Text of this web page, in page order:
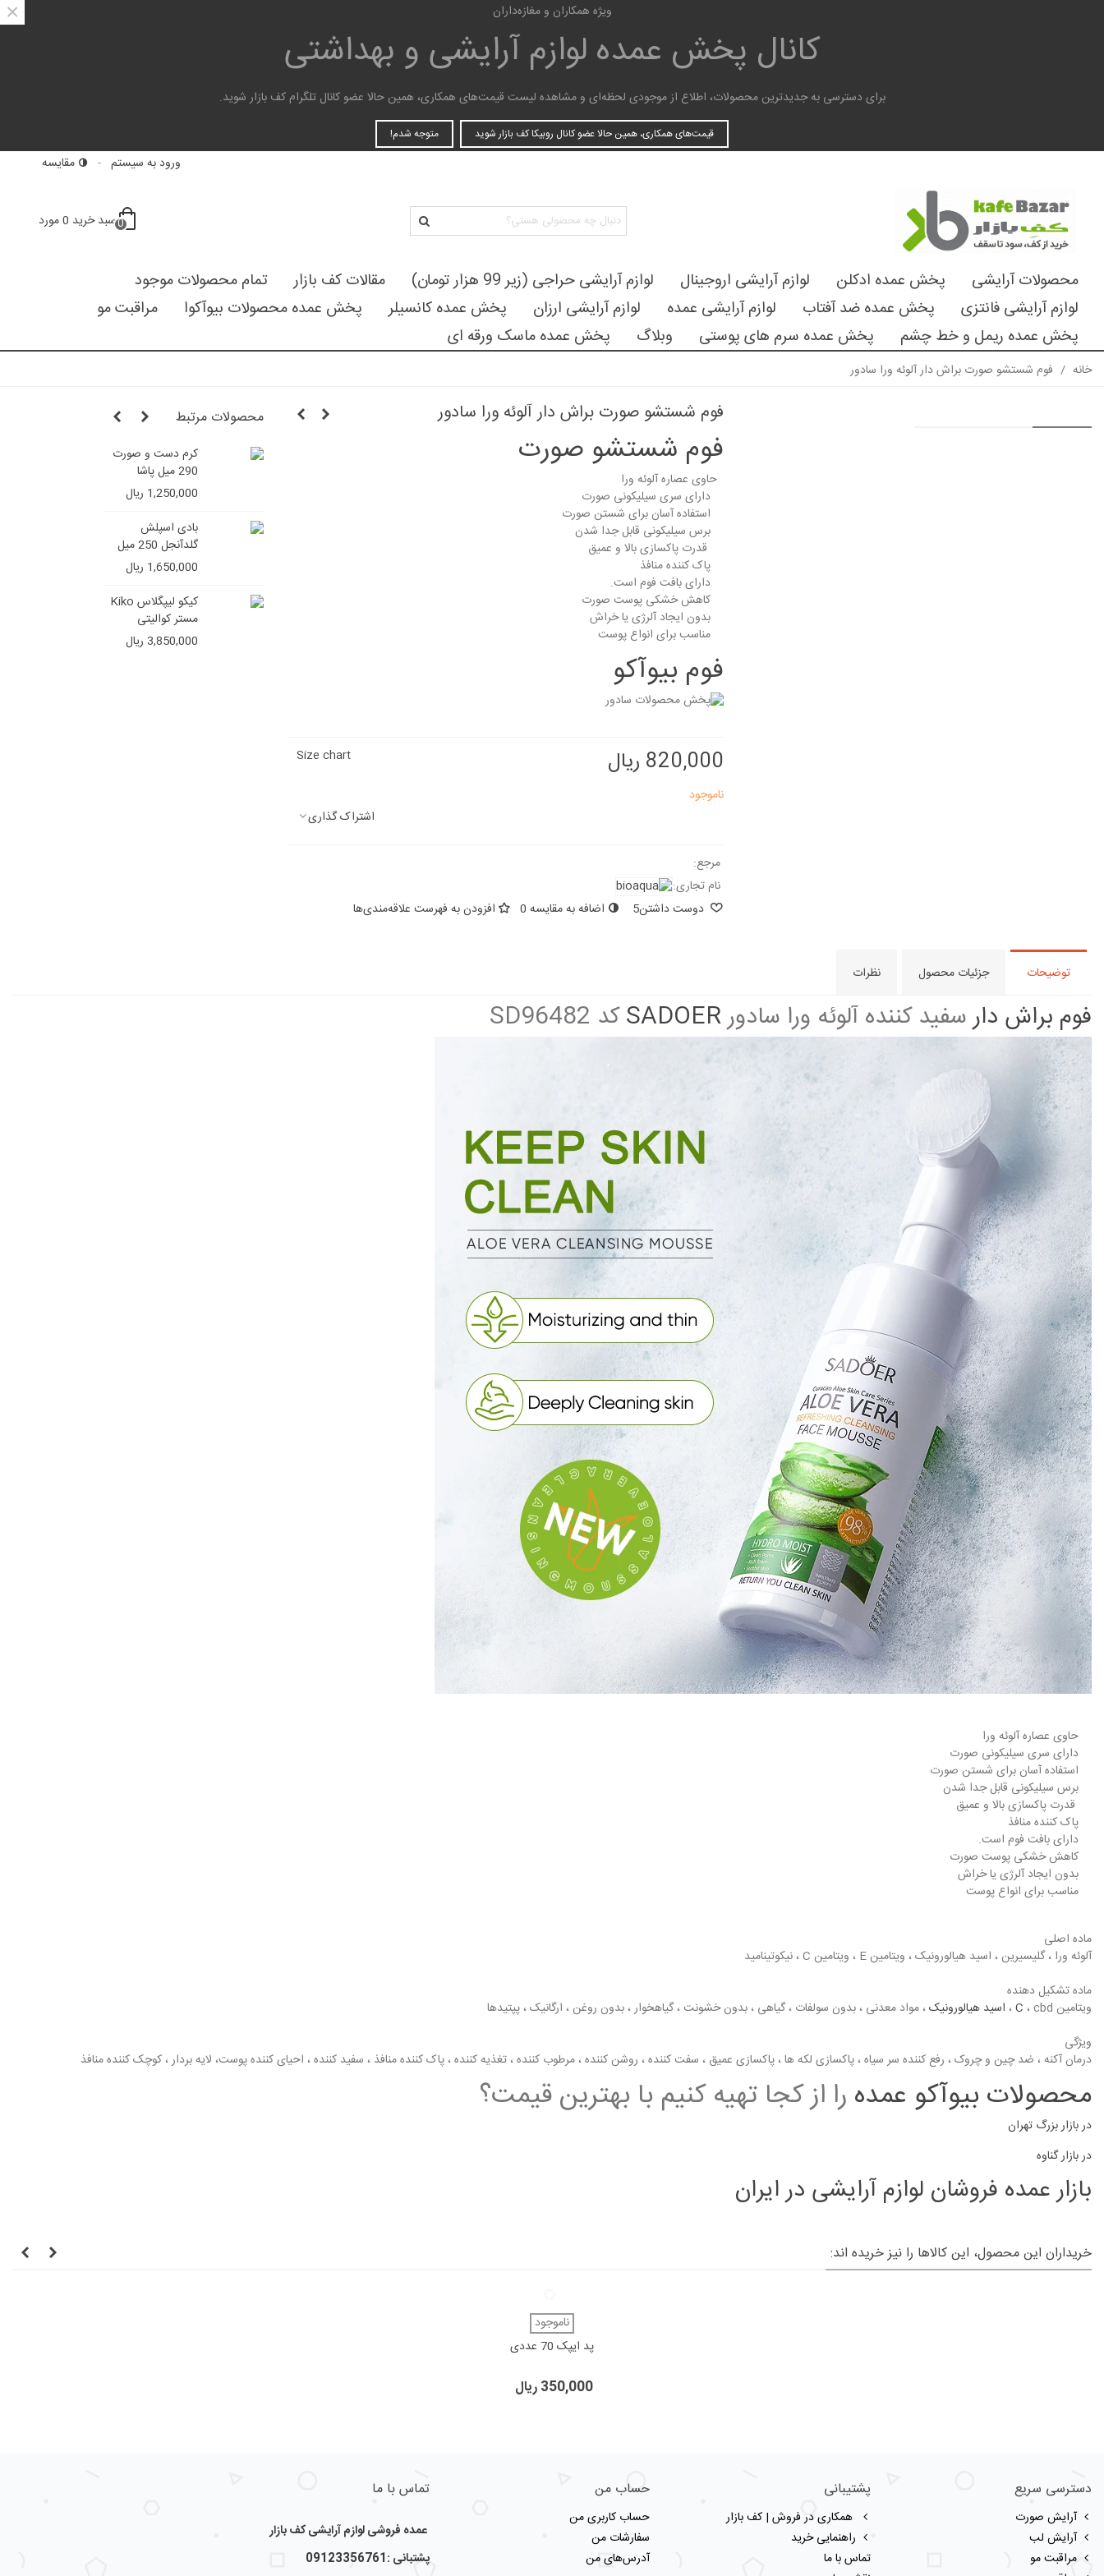
ویژه همکاران و مغازه‌داران
کانال پخش عمدهلوازم آرایشی و بهداشتی
برای دسترسی به جدیدترین محصولات، اطلاع از موجودی لحظه‌ای و مشاهده لیست قیمت‌های همکاری، همین حالا عضو کانال تلگرام کف بازار شوید.
قیمت‌های همکاری، همین حالا عضو کانال روبیکا کف بازار شوید متوجه شدم!
×
ورود به سیستم مقایسه
0سبد خرید 0مورد
محصولات آرایشی پخش عمده ادکلن لوازم آرایشی اروجینال لوازم آرایشی حراجی (زیر 99 هزار تومان) مقالات کف بازار
تمام محصولات موجود
لوازم آرایشی فانتزی
پخش عمده ضد آفتاب لوازم آرایشی عمده لوازم آرایشی ارزان پخش عمده کانسیلر پخش عمده محصولات بیوآکوا
مراقبت مو
پخش عمده ریمل و خط چشم
پخش عمده سرم های پوستی وبلاگ پخش عمده ماسک ورقه ای
خانه / فوم شستشو صورت براش دار آلوئه ورا سادور
فوم شستشو صورت براش دار آلوئه ورا سادور
فوم شستشو صورت
حاوی عصاره آلوئه ورا
دارای سری سیلیکونی صورت
استفاده آسان برای شستن صورت
برس سیلیکونی قابل جدا شدن
قدرت پاکسازی بالا و عمیق
پاک کننده منافذ
دارای بافت فوم است.
کاهش خشکی پوست صورت
بدون ایجاد آلرژی یا خراش
مناسب برای انواع پوست
فوم بیوآکو
820,000 ریال
Size chart
ناموجود
اشتراک گذاری
مرجع:
نام تجاری:
دوست داشتن5 اضافه به مقایسه 0 افزودن به فهرست علاقه‌مندی‌ها
محصولات مرتبط
کرم دست و صورت
290 میل پاشا
1,250,000 ریال
بادی اسپلش
گلدآنجل 250 میل
1,650,000 ریال
کیکو لیپگلاس Kiko
مستر کوالیتی
3,850,000 ریال
توضیحات جزئیات محصول نظرات
فوم براش دارسفید کننده آلوئه ورا سادورSADOER کد SD96482
حاوی عصاره آلوئه ورا
دارای سری سیلیکونی صورت
استفاده آسان برای شستن صورت
برس سیلیکونی قابل جدا شدن
قدرت پاکسازی بالا و عمیق
پاک کننده منافذ
دارای بافت فوم است.
کاهش خشکی پوست صورت
بدون ایجاد آلرژی یا خراش
مناسب برای انواع پوست
ماده اصلی
آلوئه ورا ، گلیسیرین ، اسید هیالورونیک ، ویتامین E ، ویتامین C ، نیکوتینامید
ماده تشکیل دهنده
ویتامین
C ، cbd ، اسید هیالورونیک، مواد معدنی ، بدون سولفات ، گیاهی ، بدون خشونت ، گیاهخوار ، بدون روغن ، ارگانیک ، پپتیدها
ویژگی
درمان آکنه ، ضد چین و چروک ، رفع کننده سر سیاه ، پاکسازی لکه ها ، پاکسازی عمیق ، سفت کننده ، روشن کننده ، مرطوب کننده ، تغذیه کننده ، پاک کننده منافذ ، سفید کننده ، احیای کننده پوست، لایه بردار ، کوچک کننده منافذ
محصولات بیوآکو عمده را از کجا تهیه کنیم با بهترین قیمت؟
در بازار بزرگ تهران
در بازار گناوه
بازار عمده فروشان لوازم آرایشی در ایران
خریداران این محصول، این کالاها را نیز خریده اند:
دوست داشتن
ناموجود
پد ایپک 70 عددی
350,000 ریال
دسترسی سریع
آرایش صورت
آرایش لب
مراقبت مو
پشتیبانی
همکاری در فروش | کف بازار
راهنمایی خرید
تماس با ما
حساب من
حساب کاربری من
سفارشات من
آدرس‌های من
تماس با ما
عمده فروشی لوازم آرایشی کف بازار
پشتبانی :09123356761